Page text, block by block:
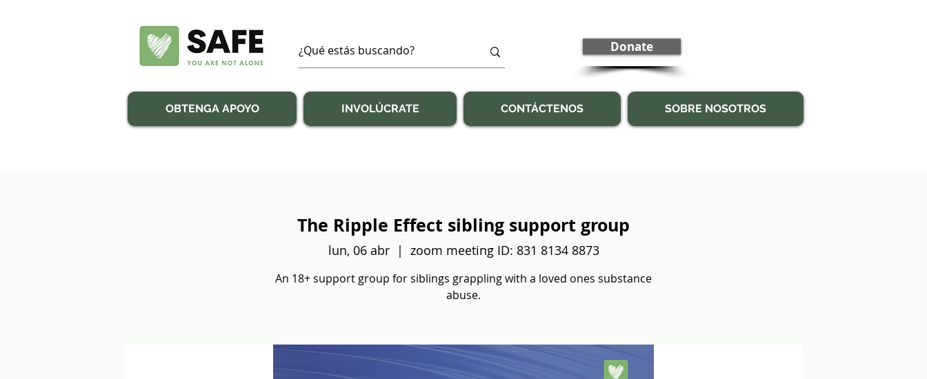
Donate
OBTENGA APOYO INVOLÚCRATE CONTÁCTENOS SOBRE NOSOTROS
The Ripple Effect sibling support group
lun, 06 abr
  |
zoom meeting ID: 831 8134 8873
An 18+ support group for siblings grappling with a loved ones substance
abuse.